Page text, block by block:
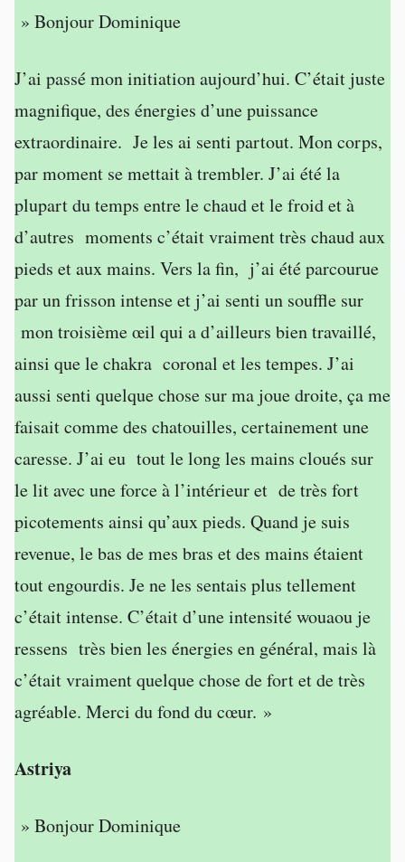
» Bonjour Dominique
J’ai passé mon initiation aujourd’hui. C’était juste
magnifique, des énergies d’une puissance
extraordinaire. Je les ai senti partout. Mon corps,
par moment se mettait à trembler. J’ai été la
plupart du temps entre le chaud et le froid et à
d’autres moments c’était vraiment très chaud aux
pieds et aux mains. Vers la fin, j’ai été parcourue
par un frisson intense et j’ai senti un souffle sur
mon troisième œil qui a d’ailleurs bien travaillé,
ainsi que le chakra coronal et les tempes. J’ai
aussi senti quelque chose sur ma joue droite, ça me
faisait comme des chatouilles, certainement une
caresse. J’ai eu tout le long les mains cloués sur
le lit avec une force à l’intérieur et de très fort
picotements ainsi qu’aux pieds. Quand je suis
revenue, le bas de mes bras et des mains étaient
tout engourdis. Je ne les sentais plus tellement
c’était intense. C’était d’une intensité wouaou je
ressens très bien les énergies en général, mais là
c’était vraiment quelque chose de fort et de très
agréable. Merci du fond du cœur. »
Astriya
» Bonjour Dominique